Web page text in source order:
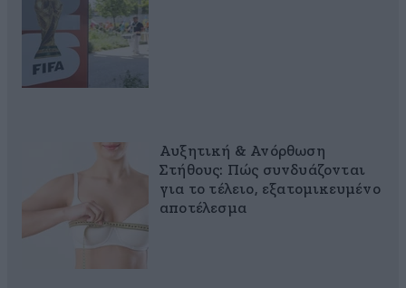
Αυξητική & Ανόρθωση
Στήθους: Πώς συνδυάζονται
για το τέλειο, εξατομικευμένο
αποτέλεσμα